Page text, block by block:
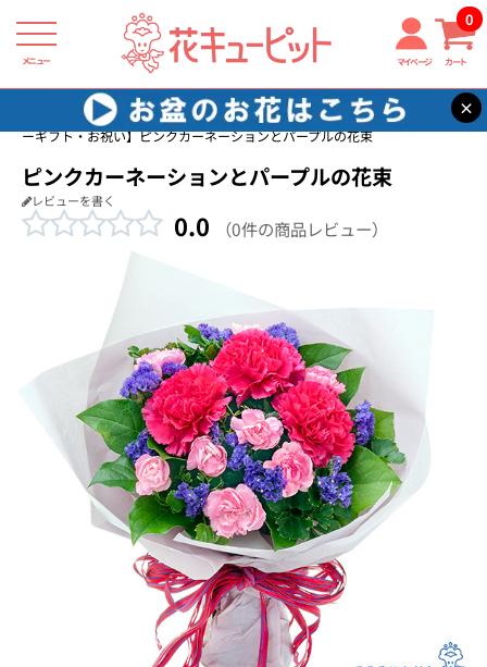
メニュー マイページ カート
0
×
花キューピット ペット用フラワーギフト・お祝い
【ペット用フラワ
ーギフト・お祝い】ピンクカーネーションとパープルの花束
ピンクカーネーションとパープルの花束
レビューを書く
0.0 （0件の商品レビュー）